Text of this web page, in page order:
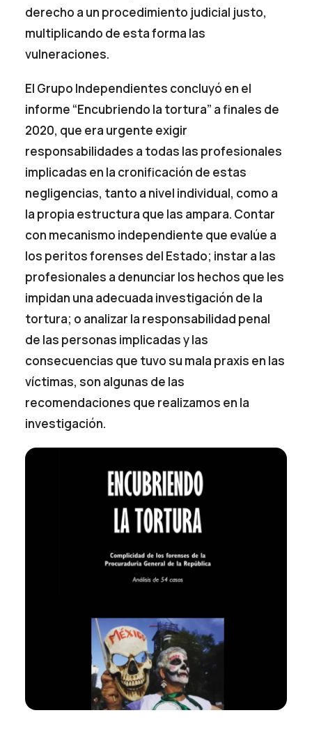
derecho a un procedimiento judicial justo,
multiplicando de esta forma las
vulneraciones.
El Grupo Independientes concluyó en el
informe “Encubriendo la tortura” a finales de
2020, que era urgente exigir
responsabilidades a todas las profesionales
implicadas en la cronificación de estas
negligencias, tanto a nivel individual, como a
la propia estructura que las ampara. Contar
con mecanismo independiente que evalúe a
los peritos forenses del Estado; instar a las
profesionales a denunciar los hechos que les
impidan una adecuada investigación de la
tortura; o analizar la responsabilidad penal
de las personas implicadas y las
consecuencias que tuvo su mala praxis en las
víctimas, son algunas de las
recomendaciones que realizamos en la
investigación.